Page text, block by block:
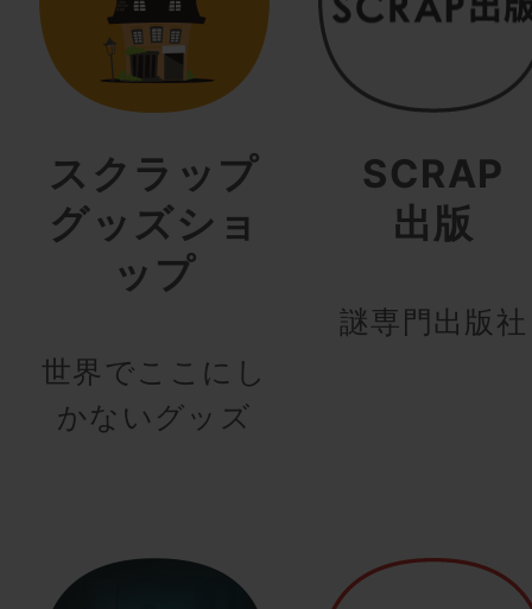
スクラップ
グッズショ
ップ
世界でここにし
かないグッズ
SCRAP
出版
謎専門出版社